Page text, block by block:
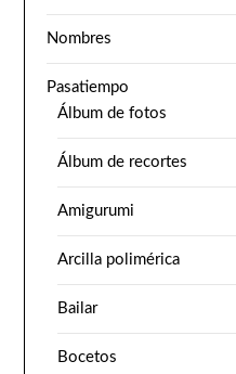
Nombres
Pasatiempo
Álbum de fotos
Álbum de recortes
Amigurumi
Arcilla polimérica
Bailar
Bocetos